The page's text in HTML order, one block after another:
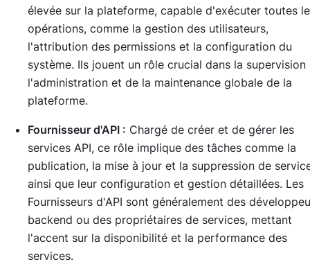
élevée sur la plateforme, capable d'exécuter toutes
opérations, comme la gestion des utilisateurs,
l'attribution des permissions et la configuration du
système. Ils jouent un rôle crucial dans la supervision
l'administration et de la maintenance globale de la
plateforme.
Fournisseur d'API : Chargé de créer et de gérer les
services API, ce rôle implique des tâches comme la
publication, la mise à jour et la suppression de
ainsi que leur configuration et gestion détaillées. Les
Fournisseurs d'API sont généralement des
backend ou des propriétaires de services, mettant
l'accent sur la disponibilité et la performance des
services.